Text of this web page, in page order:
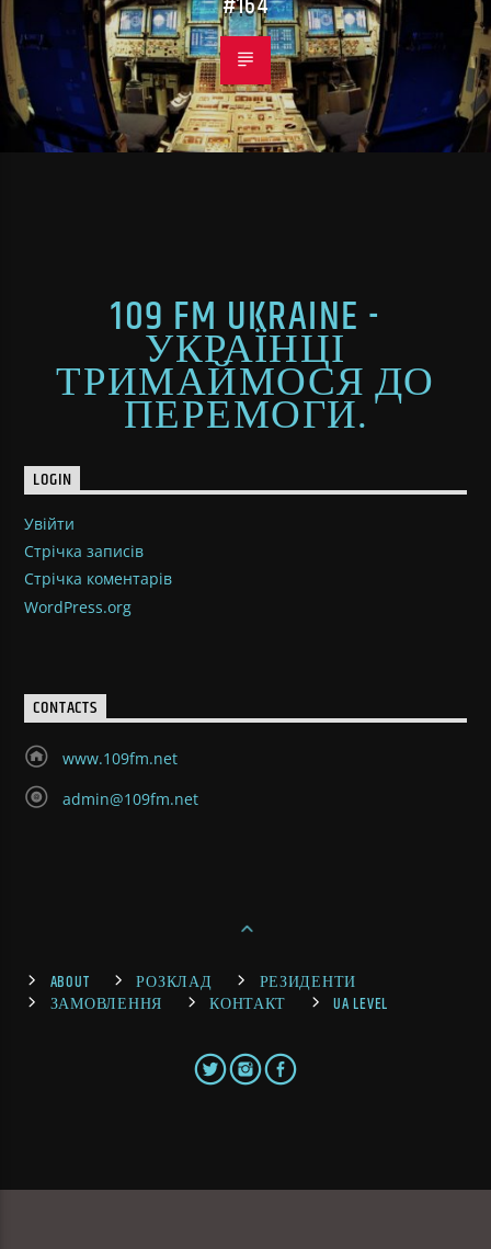
109 FM UKRAINE -
УКРАЇНЦІ
ТРИМАЙМОСЯ ДО
ПЕРЕМОГИ.
LOGIN
Увійти
Стрічка записів
Стрічка коментарів
WordPress.org
CONTACTS
www.109fm.net
admin@109fm.net
ABOUT РОЗКЛАД
РЕЗИДЕНТИ
ЗАМОВЛЕННЯ
КОНТАКТ UA LEVEL